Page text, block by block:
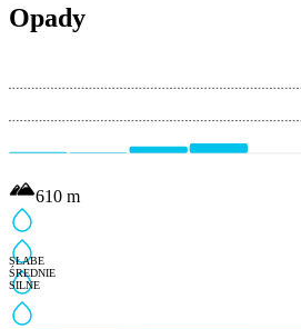
Opady
SŁABE
ŚREDNIE
SILNE
610 m